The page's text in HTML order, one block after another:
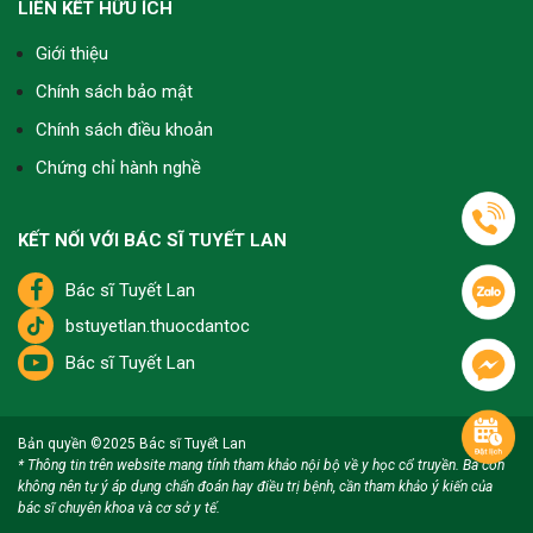
Tôi bận tối không ngâm chân được sớm, toàn
xoa bóp trước khi ngủ có còn hiệu quả không?
vẫn giúp ngủ ngon, lưu thông khí huyết tốt. Sau
dễ chịu và nghỉ ngơi sâu hơn.
Nghe nói ngâm chân với xông hơi đều tốt mà tôi
sĩ giải thích giúp tôi với ạ?
Tôi thường khuyên bà con, nếu để dưỡng sinh lâu
dài và ngủ ngon thì nên ngâm chân mỗi tối, còn
LIÊN KẾT HỮU ÍCH
Giới thiệu
Chính sách bảo mật
Chính sách điều khoản
Chứng chỉ hành nghề
KẾT NỐI VỚI BÁC SĨ TUYẾT LAN
Bác sĩ Tuyết Lan
bstuyetlan.thuocdantoc
Bác sĩ Tuyết Lan
Bản quyền ©2025 Bác sĩ Tuyết Lan
* Thông tin trên website mang tính tham khảo nội bộ về y học cổ truyền. Bà con
không nên tự ý áp dụng chẩn đoán hay điều trị bệnh, cần tham khảo ý kiến của
bác sĩ chuyên khoa và cơ sở y tế.